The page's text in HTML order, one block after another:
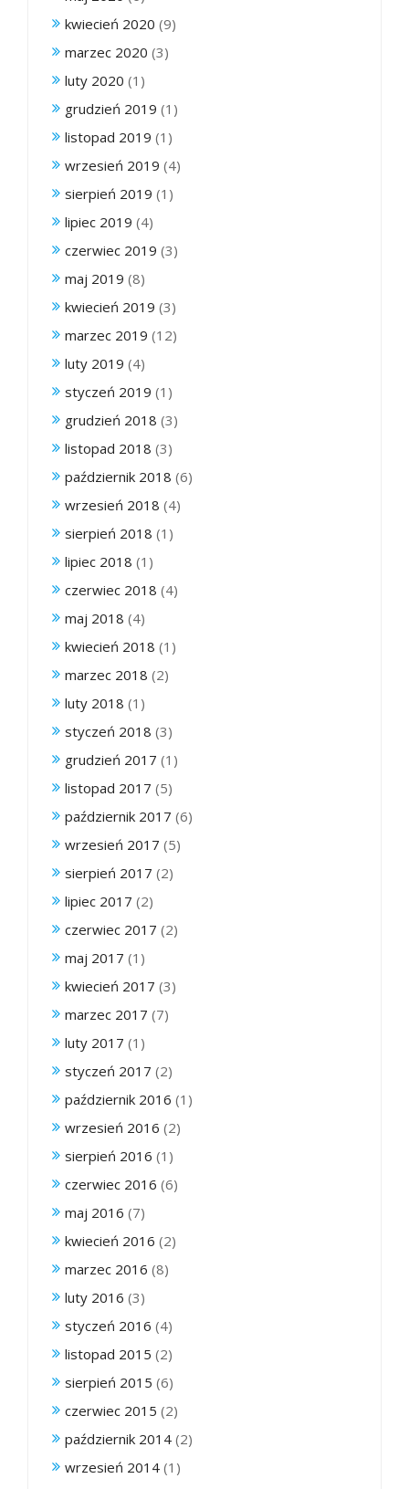
kwiecień 2020 (9)
marzec 2020 (3)
luty 2020 (1)
grudzień 2019 (1)
listopad 2019 (1)
wrzesień 2019 (4)
sierpień 2019 (1)
lipiec 2019 (4)
czerwiec 2019 (3)
maj 2019 (8)
kwiecień 2019 (3)
marzec 2019 (12)
luty 2019 (4)
styczeń 2019 (1)
grudzień 2018 (3)
listopad 2018 (3)
październik 2018 (6)
wrzesień 2018 (4)
sierpień 2018 (1)
lipiec 2018 (1)
czerwiec 2018 (4)
maj 2018 (4)
kwiecień 2018 (1)
marzec 2018 (2)
luty 2018 (1)
styczeń 2018 (3)
grudzień 2017 (1)
listopad 2017 (5)
październik 2017 (6)
wrzesień 2017 (5)
sierpień 2017 (2)
lipiec 2017 (2)
czerwiec 2017 (2)
maj 2017 (1)
kwiecień 2017 (3)
marzec 2017 (7)
luty 2017 (1)
styczeń 2017 (2)
październik 2016 (1)
wrzesień 2016 (2)
sierpień 2016 (1)
czerwiec 2016 (6)
maj 2016 (7)
kwiecień 2016 (2)
marzec 2016 (8)
luty 2016 (3)
styczeń 2016 (4)
listopad 2015 (2)
sierpień 2015 (6)
czerwiec 2015 (2)
październik 2014 (2)
wrzesień 2014 (1)